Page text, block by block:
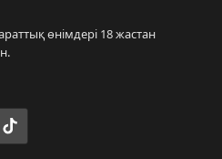
өнімдері 18 жастан